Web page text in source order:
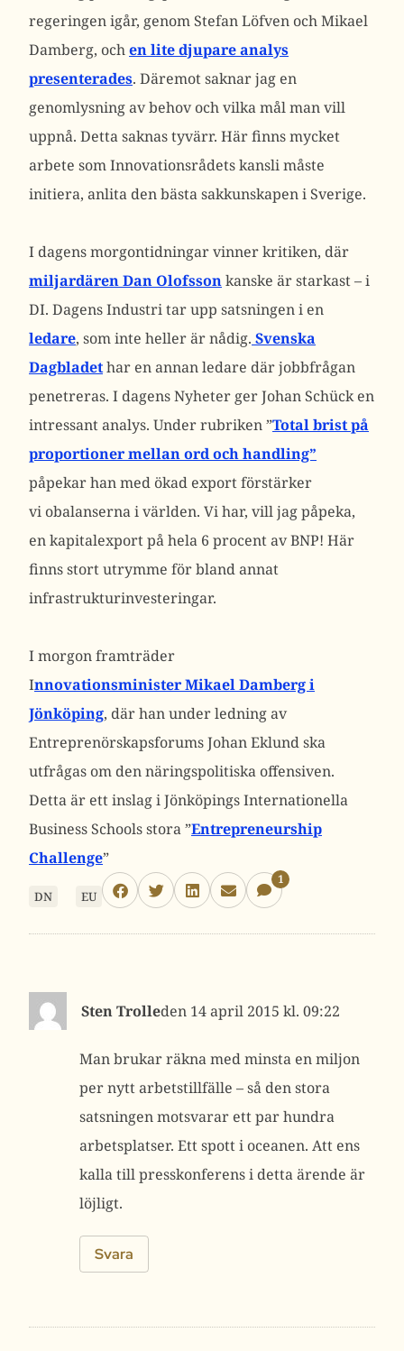
regeringen igår, genom Stefan Löfven och Mikael
Damberg, ochen lite djupare analys
presenterades. Däremot saknar jag en
genomlysning av behov och vilka mål man vill
uppnå. Detta saknas tyvärr. Här finns mycket
arbete som Innovationsrådets kansli måste
initiera, anlita den bästa sakkunskapen i Sverige.
I dagens morgontidningar vinner kritiken, där
miljardären Dan Olofssonkanske är starkast – i
DI. Dagens Industri tar upp satsningen i en
ledare, som inte heller är nådig. Svenska
Dagbladethar en annan ledare där jobbfrågan
penetreras. I dagens Nyheter ger Johan Schück en
intressant analys. Under rubriken ”Total brist på
proportioner mellan ord och handling”
påpekar han med ökad export förstärker
vi obalanserna i världen. Vi har, vill jag påpeka,
en kapitalexport på hela 6 procent av BNP! Här
finns stort utrymme för bland annat
infrastrukturinvesteringar.
I morgon framträder
Innovationsminister Mikael Damberg i
Jönköping, där han under ledning av
Entreprenörskapsforums Johan Eklund ska
utfrågas om den näringspolitiska offensiven.
Detta är ett inslag i Jönköpings Internationella
Business Schools stora ”Entrepreneurship
Challenge”
DN EU
1
Sten Trolle 14 april 2015 kl. 09:22
Man brukar räkna med minsta en miljon
per nytt arbetstillfälle – så den stora
satsningen motsvarar ett par hundra
arbetsplatser. Ett spott i oceanen. Att ens
kalla till presskonferens i detta ärende är
löjligt.
Svara